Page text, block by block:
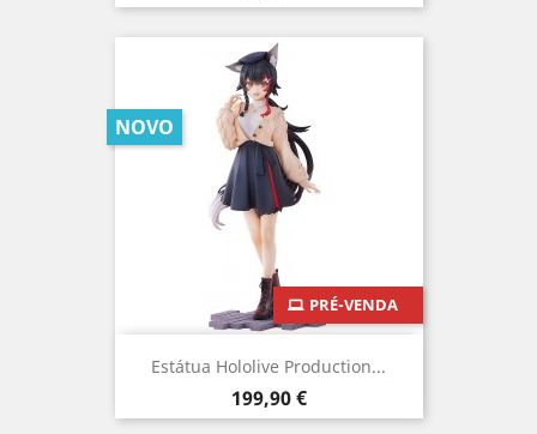
Estátua Hololive Production...
Preço
199,90 €
PRÉ-VENDA
NOVO